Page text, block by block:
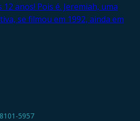
anos! Pois é. Jeremiah, uma
se filmou em 1992, ainda em
5957